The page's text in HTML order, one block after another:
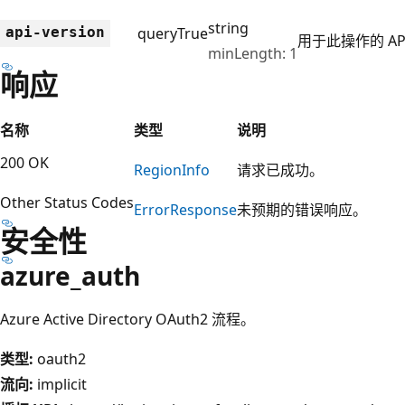
api-version queryTruestring
minLength: 1
用于此操作的
响应
名称 类型
说明
200 OK
RegionInfo
请求已成功。
Other Status CodesErrorResponse未预期的错误响应。
安全性
azure_auth
Azure Active Directory OAuth2 流程。
类型: oauth2
流向: implicit